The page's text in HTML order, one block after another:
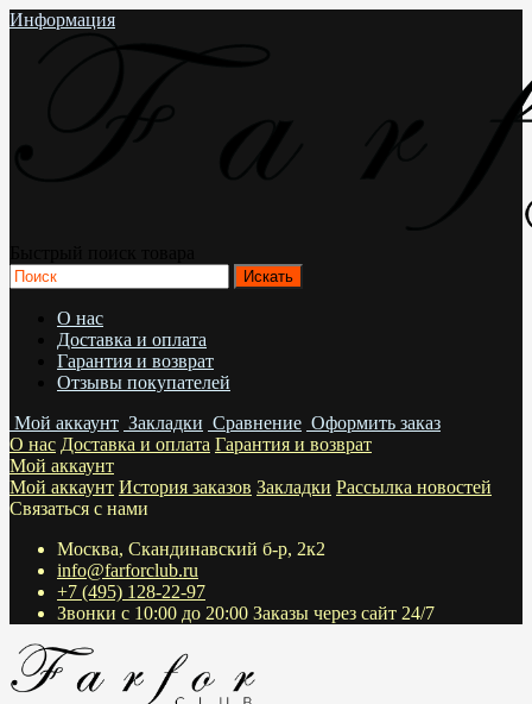
Информация
О нас
Доставка и оплата
Гарантия и возврат
Отзывы покупателей
Мой аккаунт Закладки Сравнение Оформить заказ
О нас Доставка и оплата Гарантия и возврат
Мой аккаунт
Мой аккаунт История заказов Закладки Рассылка новостей
Связаться с нами
Москва, Скандинавский б-р, 2к2
info@farforclub.ru
+7 (495) 128-22-97
Звонки c 10:00 до 20:00 Заказы через сайт 24/7